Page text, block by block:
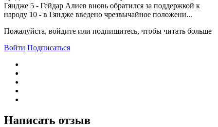
Гяндже 5 - Гейдар Алиев вновь обратился за поддержкой к
народу 10 - в Гяндже введено чрезвычайное положени...
Пожалуйста, войдите или подпишитесь, чтобы читать больше
Войти Подписаться
Написать отзыв